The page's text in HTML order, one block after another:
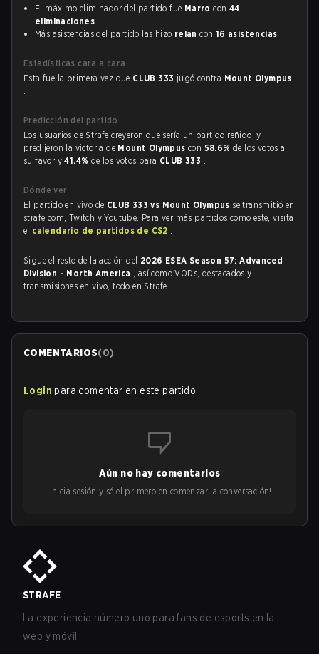
El máximo eliminador del partido fue Marro con 44
eliminaciones.
Más asistencias del partido las hizo relan con 16 asistencias.
Estadísticas cara a cara
Esta fue la primera vez que CLUB 333 jugó contra Mount Olympus
.
Predicción del partido
Los usuarios de Strafe creyeron que sería un partido reñido, y
predijeron la victoria de Mount Olympuscon 58.6%de los votos a
su favor y41.4% de los votos para CLUB 333 .
Dónde ver
El partido en vivo de CLUB 333 vs Mount Olympus se transmitió en
strafe.com, Twitch y Youtube. Para ver más partidos como este, visita
el calendario de partidos de CS2 .
Sigue el resto de la acción del 2026 ESEA Season 57: Advanced
Division - North America , así como VODs, destacados y
transmisiones en vivo, todo en Strafe.
COMENTARIOS(0)
Login para comentar en este partido
Aún no hay comentarios
¡Inicia sesión y sé el primero en comenzar la conversación!
STRAFE
La experiencia número uno para fans de esports en la
web y móvil.